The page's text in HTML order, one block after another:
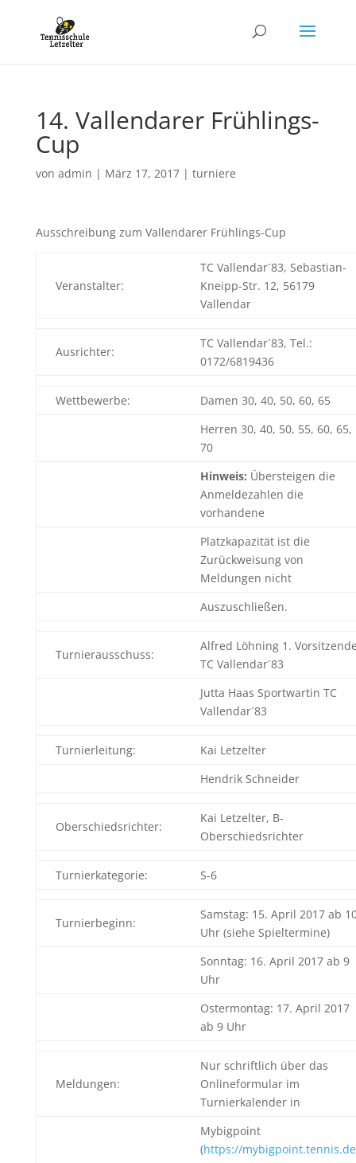
14. Vallendarer Frühlings-
Cup
von admin | März 17, 2017| turniere
Ausschreibung zum Vallendarer Frühlings-Cup
Veranstalter:
TC Vallendar´83, Sebastian-
Kneipp-Str. 12, 56179
Vallendar
Ausrichter:
TC Vallendar´83, Tel.:
0172/6819436
Wettbewerbe:
Damen 30, 40, 50, 60, 65
Herren 30, 40, 50, 55, 60, 65,
70
Hinweis: Übersteigen die
Anmeldezahlen die
vorhandene
Platzkapazität ist die
Zurückweisung von
Meldungen nicht
Auszuschließen.
Turnierausschuss:
Alfred Löhning 1.
TC Vallendar´83
Jutta Haas Sportwartin TC
Vallendar´83
Turnierleitung:
Kai Letzelter
Hendrik Schneider
Oberschiedsrichter:
Kai Letzelter, B-
Oberschiedsrichter
Turnierkategorie: S-6
Turnierbeginn:
Samstag: 15. April 2017 ab
Uhr (siehe Spieltermine)
Sonntag: 16. April 2017 ab 9
Uhr
Ostermontag: 17. April 2017
ab 9 Uhr
Meldungen:
Nur schriftlich über das
Onlineformular im
Turnierkalender in
Mybigpoint
(https://mybigpoint.tennis.de